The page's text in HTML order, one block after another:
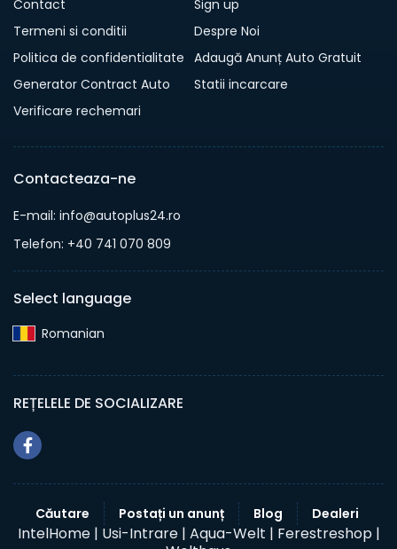
Contact
Sign up
Termeni si conditii
Despre Noi
Politica de confidentialitate Adaugă Anunț Auto Gratuit
Generator Contract Auto
Statii incarcare
Verificare rechemari
Contacteaza-ne
E-mail: info@autoplus24.ro
Telefon: +40 741 070 809
Select language
Romanian‎
REȚELELE DE SOCIALIZARE
Căutare Postați un anunț Blog Dealeri
IntelHome | Usi-Intrare | Aqua-Welt | Ferestreshop |